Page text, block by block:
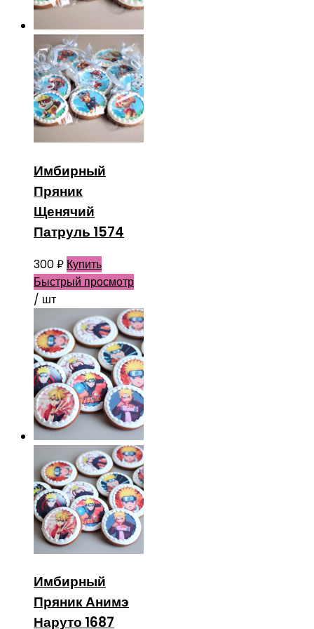
Имбирный
Пряник
Щенячий
Патруль 1574
300₽ Купить
Быстрый просмотр
/ шт
Имбирный
Пряник Анимэ
Наруто 1687